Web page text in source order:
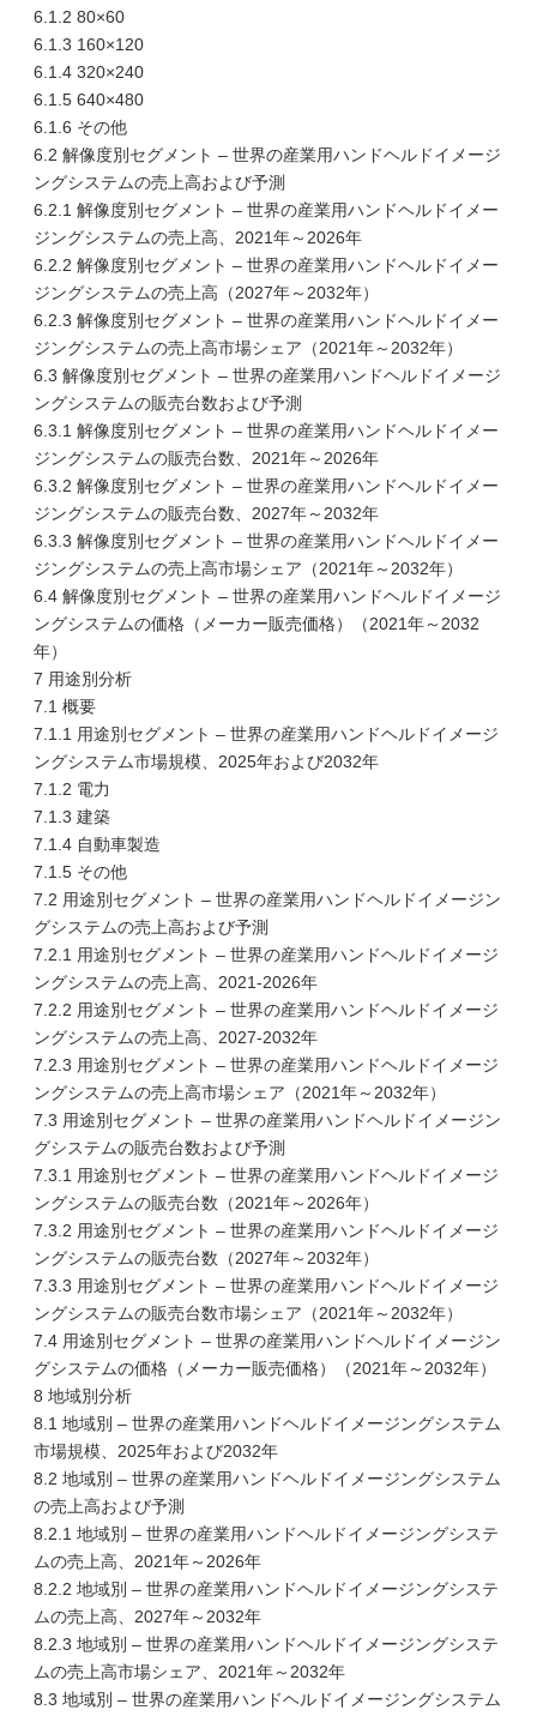
6.1.2 80×60
6.1.3 160×120
6.1.4 320×240
6.1.5 640×480
6.1.6 その他
6.2 解像度別セグメント – 世界の産業用ハンドヘルドイメージ
ングシステムの売上高および予測
6.2.1 解像度別セグメント – 世界の産業用ハンドヘルドイメー
ジングシステムの売上高、2021年～2026年
6.2.2 解像度別セグメント – 世界の産業用ハンドヘルドイメー
ジングシステムの売上高（2027年～2032年）
6.2.3 解像度別セグメント – 世界の産業用ハンドヘルドイメー
ジングシステムの売上高市場シェア（2021年～2032年）
6.3 解像度別セグメント – 世界の産業用ハンドヘルドイメージ
ングシステムの販売台数および予測
6.3.1 解像度別セグメント – 世界の産業用ハンドヘルドイメー
ジングシステムの販売台数、2021年～2026年
6.3.2 解像度別セグメント – 世界の産業用ハンドヘルドイメー
ジングシステムの販売台数、2027年～2032年
6.3.3 解像度別セグメント – 世界の産業用ハンドヘルドイメー
ジングシステムの売上高市場シェア（2021年～2032年）
6.4 解像度別セグメント – 世界の産業用ハンドヘルドイメージ
ングシステムの価格（メーカー販売価格）（2021年～2032
年）
7 用途別分析
7.1 概要
7.1.1 用途別セグメント – 世界の産業用ハンドヘルドイメージ
ングシステム市場規模、2025年および2032年
7.1.2 電力
7.1.3 建築
7.1.4 自動車製造
7.1.5 その他
7.2 用途別セグメント – 世界の産業用ハンドヘルドイメージン
グシステムの売上高および予測
7.2.1 用途別セグメント – 世界の産業用ハンドヘルドイメージ
ングシステムの売上高、2021-2026年
7.2.2 用途別セグメント – 世界の産業用ハンドヘルドイメージ
ングシステムの売上高、2027-2032年
7.2.3 用途別セグメント – 世界の産業用ハンドヘルドイメージ
ングシステムの売上高市場シェア（2021年～2032年）
7.3 用途別セグメント – 世界の産業用ハンドヘルドイメージン
グシステムの販売台数および予測
7.3.1 用途別セグメント – 世界の産業用ハンドヘルドイメージ
ングシステムの販売台数（2021年～2026年）
7.3.2 用途別セグメント – 世界の産業用ハンドヘルドイメージ
ングシステムの販売台数（2027年～2032年）
7.3.3 用途別セグメント – 世界の産業用ハンドヘルドイメージ
ングシステムの販売台数市場シェア（2021年～2032年）
7.4 用途別セグメント – 世界の産業用ハンドヘルドイメージン
グシステムの価格（メーカー販売価格）（2021年～2032年）
8 地域別分析
8.1 地域別 – 世界の産業用ハンドヘルドイメージングシステム
市場規模、2025年および2032年
8.2 地域別 – 世界の産業用ハンドヘルドイメージングシステム
の売上高および予測
8.2.1 地域別 – 世界の産業用ハンドヘルドイメージングシステ
ムの売上高、2021年～2026年
8.2.2 地域別 – 世界の産業用ハンドヘルドイメージングシステ
ムの売上高、2027年～2032年
8.2.3 地域別 – 世界の産業用ハンドヘルドイメージングシステ
ムの売上高市場シェア、2021年～2032年
8.3 地域別 – 世界の産業用ハンドヘルドイメージングシステム